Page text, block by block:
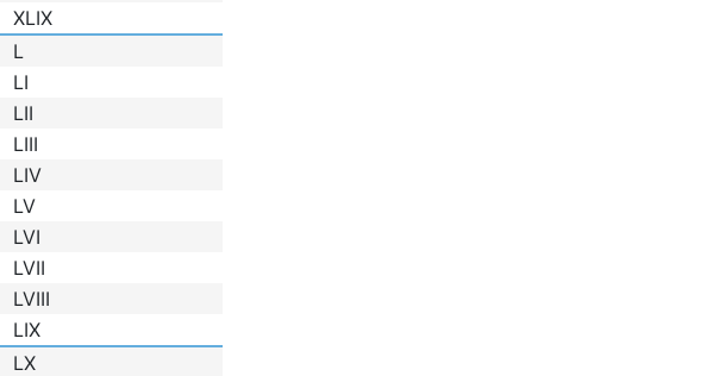
XLIX
L
LI
LII
LIII
LIV
LV
LVI
LVII
LVIII
LIX
LX